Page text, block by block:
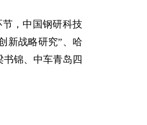
，中国钢研科技
新战略研究”、哈
锦、中车青岛四